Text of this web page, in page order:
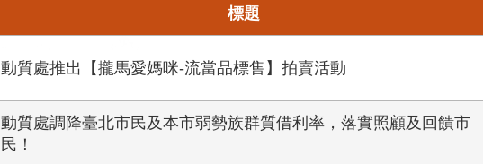
標題
動質處推出【攏馬愛媽咪-流當品標售】拍賣活動
動質處調降臺北市民及本市弱勢族群質借利率，落實照顧及回饋市
民！